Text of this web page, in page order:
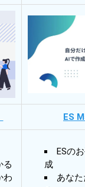
ES
る
わ
ESの
成
あな